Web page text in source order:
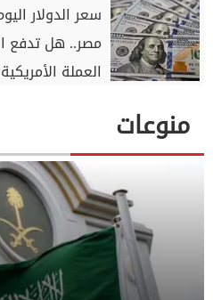
مصر.. هل تدفع
العملة
منوعات